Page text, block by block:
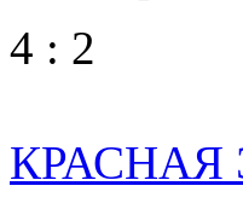
4 : 2
КРАСНАЯ